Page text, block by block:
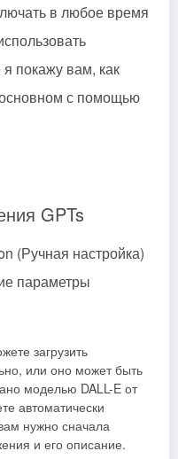
в любое время
покажу вам, как
с помощью
GPTs
(Ручная настройка)
параметры
загрузить
или оно может быть
моделью DALL-E от
автоматически
нужно сначала
и его описание.